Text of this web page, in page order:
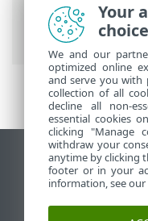
고급 설정
>장치
보호>사서함 보호
데스크톱 사이트
End of Life
ESET 지식 베이스
Your
choice
We and our
optimized online
and serve you with
collection of all
decline all non-
essential cookies
clicking "Manage
withdraw your
anytime by clicking
footer or in your
information, see our